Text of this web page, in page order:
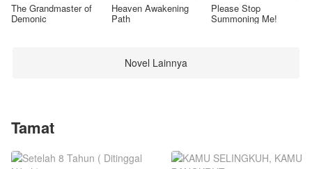
The Grandmaster of
Demonic
Heaven Awakening
Path
Please Stop
Summoning Me!
Novel Lainnya
Tamat